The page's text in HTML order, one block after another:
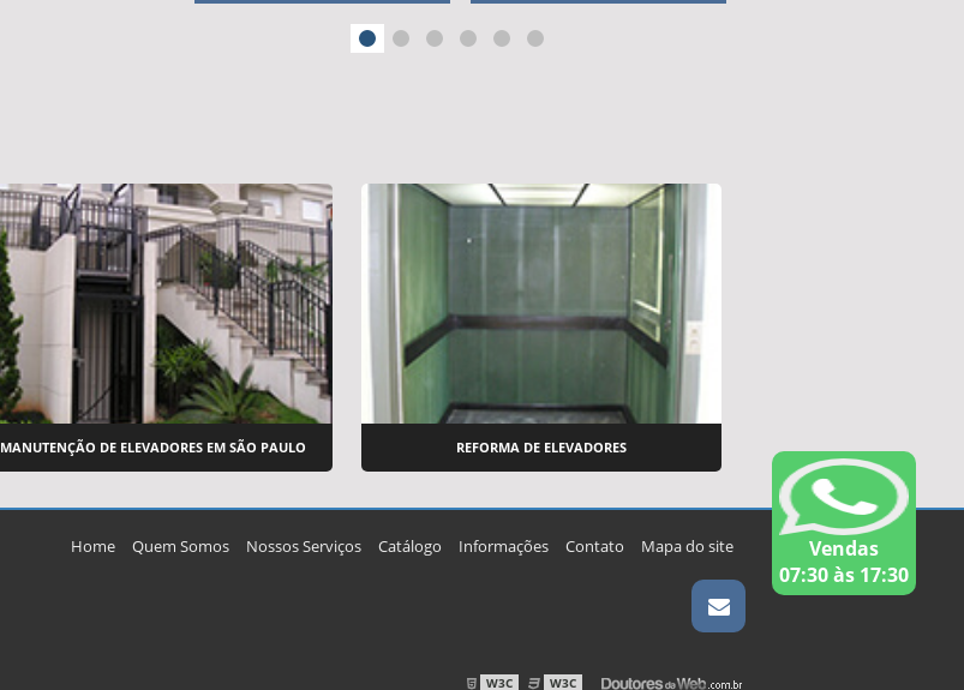
MANUTENÇÃO DE ELEVADORES EM SÃO PAULO REFORMA DE ELEVADORES
Home Quem Somos Nossos Serviços Catálogo Informações Contato Mapa do site
W3C W3C
Vendas
07:30 às 17:30